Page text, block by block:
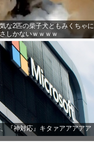
な2匹の柴子犬ともみくちゃに
しかないｗｗｗｗ
、『神対応』キタァアアアアア